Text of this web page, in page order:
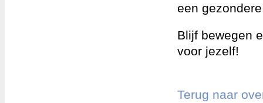
een
Blijf bewegen
voor jezelf!
Terug naar